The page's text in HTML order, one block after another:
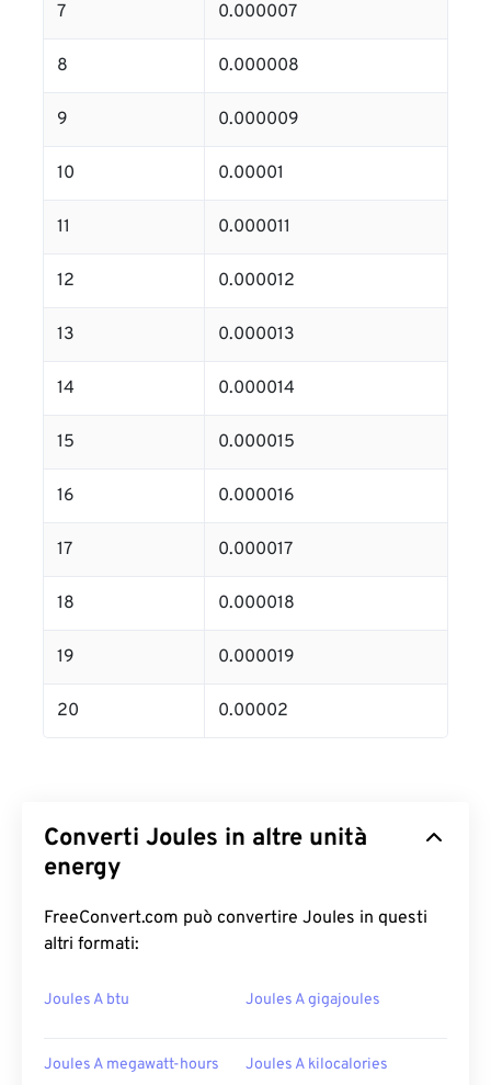
7 0.000007
8 0.000008
9 0.000009
10 0.00001
11 0.000011
12 0.000012
13 0.000013
14 0.000014
15 0.000015
16 0.000016
17 0.000017
18 0.000018
19 0.000019
20 0.00002
Converti Joules in altre unità
energy
FreeConvert.com può convertire Joules in questi
altri formati:
Joules A btu Joules A gigajoules
Joules A megawatt-hours Joules A kilocalories